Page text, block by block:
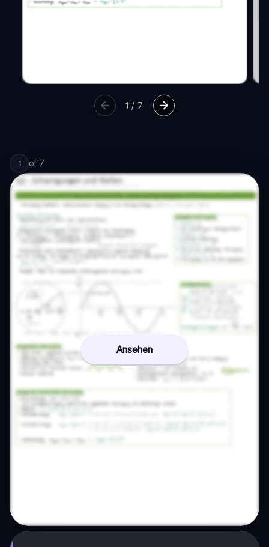
1 / 7
1 of 7
Ansehen